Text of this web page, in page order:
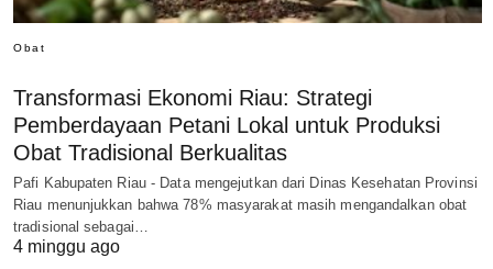
Obat
Transformasi Ekonomi Riau: Strategi
Pemberdayaan Petani Lokal untuk Produksi
Obat Tradisional Berkualitas
Pafi Kabupaten Riau - Data mengejutkan dari Dinas Kesehatan Provinsi
Riau menunjukkan bahwa 78% masyarakat masih mengandalkan obat
tradisional sebagai…
4 minggu ago